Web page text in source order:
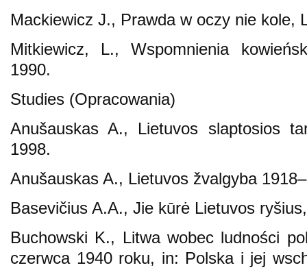
Mackiewicz J., Prawda w oczy nie kole,
Mitkiewicz, L., Wspomnienia
1990.
Studies (Opracowania)
Anušauskas A., Lietuvos slaptosios
1998.
Anušauskas A., Lietuvos žvalgyba
Basevičius A.A., Jie kūrė Lietuvos
Buchowski K., Litwa wobec ludności
czerwca 1940 roku, in: Polska i jej